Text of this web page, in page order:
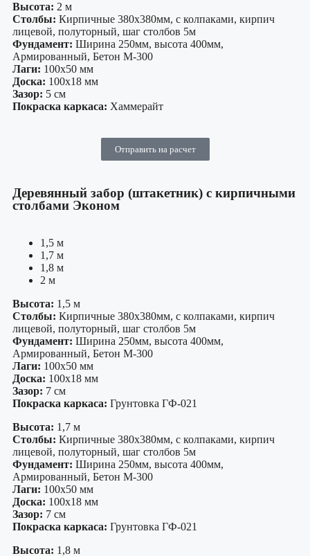
Высота: 2 м
Столбы: Кирпичные 380х380мм, с колпаками, кирпич
лицевой, полуторный, шаг столбов 5м
Фундамент: Ширина 250мм, высота 400мм,
Армированный, Бетон М-300
Лаги: 100х50 мм
Доска: 100х18 мм
Зазор: 5 см
Покраска каркаса: Хаммерайт
Отправить на расчет
Деревянный забор (штакетник) с кирпичными
столбами Эконом
1,5 м
1,7 м
1,8 м
2 м
Высота: 1,5 м
Столбы: Кирпичные 380х380мм, с колпаками, кирпич
лицевой, полуторный, шаг столбов 5м
Фундамент: Ширина 250мм, высота 400мм,
Армированный, Бетон М-300
Лаги: 100х50 мм
Доска: 100х18 мм
Зазор: 7 см
Покраска каркаса: Грунтовка ГФ-021
Высота: 1,7 м
Столбы: Кирпичные 380х380мм, с колпаками, кирпич
лицевой, полуторный, шаг столбов 5м
Фундамент: Ширина 250мм, высота 400мм,
Армированный, Бетон М-300
Лаги: 100х50 мм
Доска: 100х18 мм
Зазор: 7 см
Покраска каркаса: Грунтовка ГФ-021
Высота: 1,8 м